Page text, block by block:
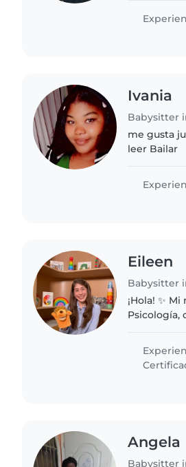
Ivania
Babysitter
me gusta
leer Bailar
Eileen
Babysitter
¡Hola! ✨ Mi nombre es Eileen. Soy Licenciada en
Psicología,
Angela
Babysitter